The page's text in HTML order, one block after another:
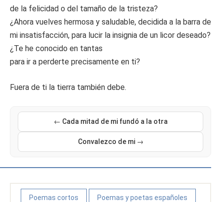
de la felicidad o del tamaño de la tristeza?
¿Ahora vuelves hermosa y saludable, decidida a la barra de
mi insatisfacción, para lucir la insignia de un licor deseado?
¿Te he conocido en tantas
para ir a perderte precisamente en ti?
Fuera de ti la tierra también debe.
← Cada mitad de mi fundó a la otra
Convalezco de mi →
Poemas cortos Poemas y poetas españoles